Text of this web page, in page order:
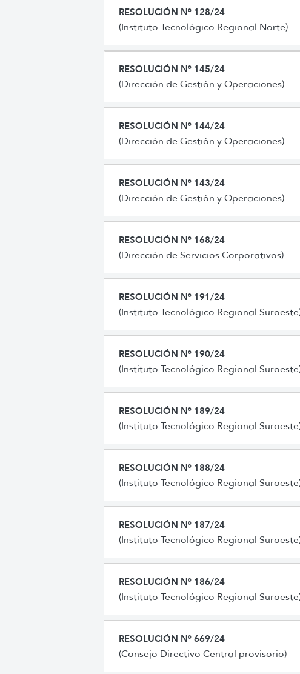
RESOLUCIÓN N° 128/24
(Instituto Tecnológico Regional Norte)
RESOLUCIÓN N° 145/24
(Dirección de Gestión y Operaciones)
RESOLUCIÓN N° 144/24
(Dirección de Gestión y Operaciones)
RESOLUCIÓN N° 143/24
(Dirección de Gestión y Operaciones)
RESOLUCIÓN N° 168/24
(Dirección de Servicios Corporativos)
RESOLUCIÓN N° 191/24
(Instituto Tecnológico Regional
RESOLUCIÓN N° 190/24
(Instituto Tecnológico Regional
RESOLUCIÓN N° 189/24
(Instituto Tecnológico Regional
RESOLUCIÓN N° 188/24
(Instituto Tecnológico Regional
RESOLUCIÓN N° 187/24
(Instituto Tecnológico Regional
RESOLUCIÓN N° 186/24
(Instituto Tecnológico Regional
RESOLUCIÓN N° 669/24
(Consejo Directivo Central provisorio)